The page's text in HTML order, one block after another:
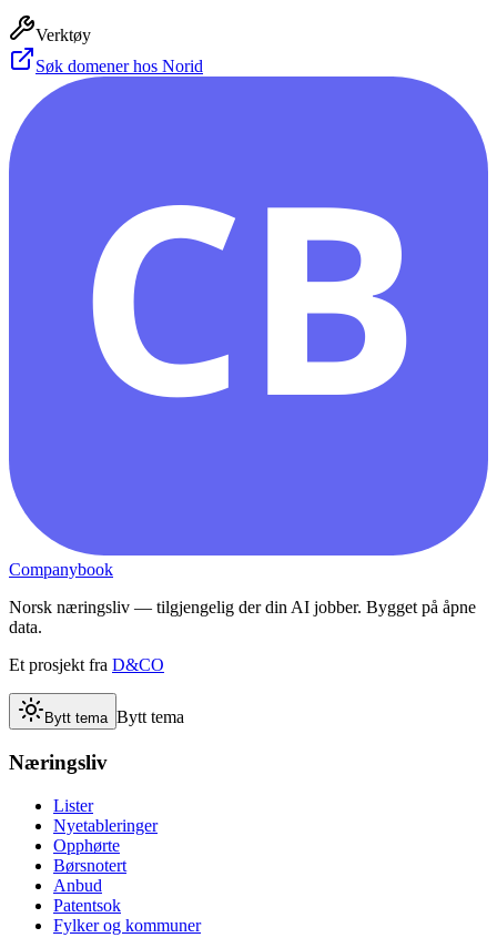
Verktøy
Søk domener hos Norid
CB
Companybook
Norsk næringsliv — tilgjengelig der din AI jobber. Bygget på åpne
data.
Et prosjekt fra D&CO
Bytt tema Bytt tema
Næringsliv
Lister
Nyetableringer
Opphørte
Børsnotert
Anbud
Patentsok
Fylker og kommuner